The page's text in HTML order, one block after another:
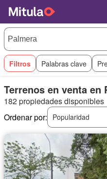
Filtros Palabras clave
Terrenos en venta en
182 propiedades disponibles
Ordenar por:
Popularidad